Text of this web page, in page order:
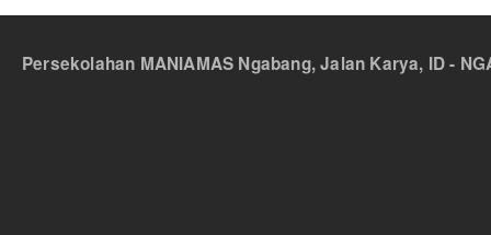
Persekolahan MANIAMAS Ngabang, Jalan Karya, ID -